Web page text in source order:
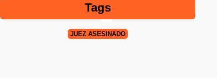
Tags
JUEZ ASESINADO